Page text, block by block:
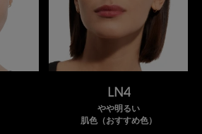
LN4
やや明るい
肌色（おすすめ色）